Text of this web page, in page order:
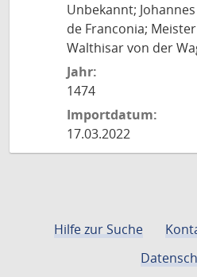
Unbekannt;
de Franconia;
Walthisar von der
Jahr:
1474
Importdatum:
17.03.2022
Hilfe zur Suche